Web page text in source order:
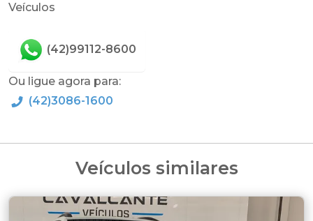
Veículos
(42)99112-8600
Ou ligue agora para:
(42)3086-1600
Veículos similares